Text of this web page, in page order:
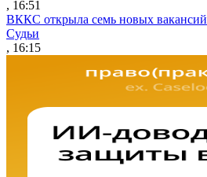
, 16:51
ВККС открыла семь новых вакансий
Судьи
, 16:15